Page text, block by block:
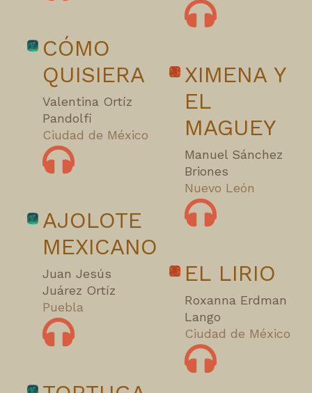
CÓMO
QUISIERA
Valentina Ortíz
Pandolfi
Ciudad de México
AJOLOTE
MEXICANO
Juan Jesús
Juárez Ortíz
Puebla
XIMENA Y
EL
MAGUEY
Manuel Sánchez
Briones
Nuevo León
EL LIRIO
Roxanna Erdman
Lango
Ciudad de México